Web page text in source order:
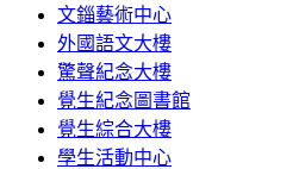
文錙藝術中心
外國語文大樓
驚聲紀念大樓
覺生紀念圖書館
覺生綜合大樓
學生活動中心